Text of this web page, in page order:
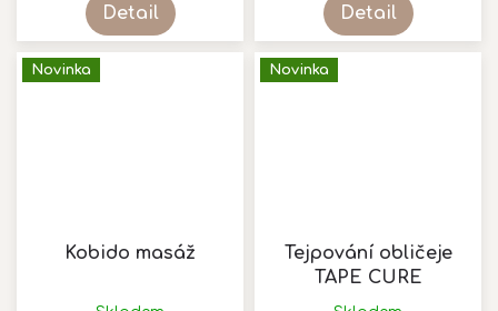
Detail Detail
Novinka
Kobido masáž
Novinka
Tejpování obličeje
TAPE CURE